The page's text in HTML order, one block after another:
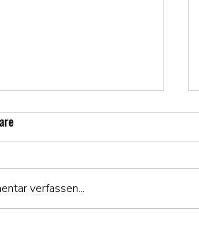
deine Hilfe🚲
verfassen...